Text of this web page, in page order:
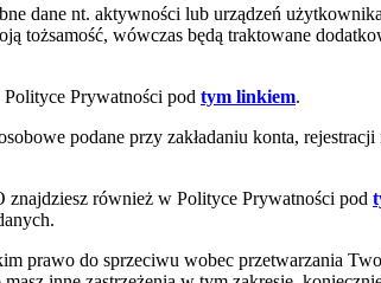
dane nt. aktywności lub urządzeń
tożsamość, wówczas będą traktowane
Prywatności pod tym linkiem.
podane przy zakładaniu konta,
również w Polityce Prywatności pod
prawo do sprzeciwu wobec przetwarzania